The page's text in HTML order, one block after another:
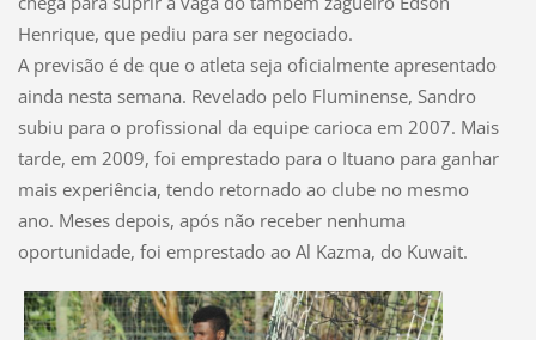
Henrique, que pediu para ser negociado.
A previsão é de que o atleta seja oficialmente apresentado
ainda nesta semana. Revelado pelo Fluminense, Sandro
subiu para o profissional da equipe carioca em 2007. Mais
tarde, em 2009, foi emprestado para o Ituano para ganhar
mais experiência, tendo retornado ao clube no mesmo
ano. Meses depois, após não receber nenhuma
oportunidade, foi emprestado ao Al Kazma, do Kuwait.